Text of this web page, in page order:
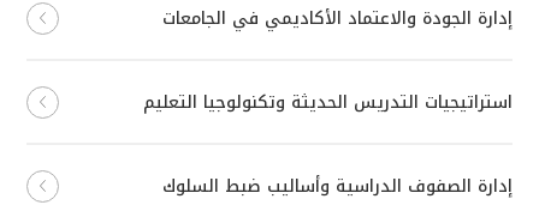
إدارة الجودة والاعتماد الأكاديمي في الجامعات
استراتيجيات التدريس الحديثة وتكنولوجيا التعليم
إدارة الصفوف الدراسية وأساليب ضبط السلوك